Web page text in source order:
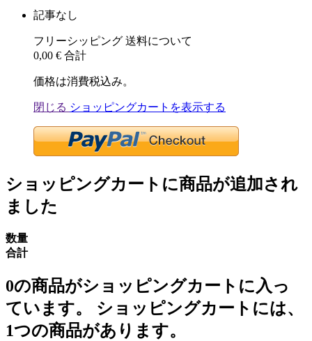
記事なし
フリーシッピング 送料について
0,00 € 合計
価格は消費税込み。
閉じる ショッピングカートを表示する
ショッピングカートに商品が追加され
ました
数量
合計
0の商品がショッピングカートに入っ
ています。 ショッピングカートには、
1つの商品があります。